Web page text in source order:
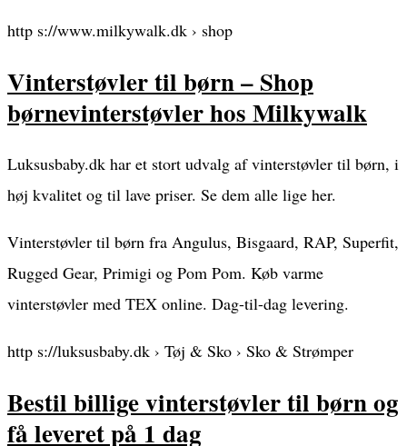
http s://www.milkywalk.dk › shop
Vinterstøvler til børn – Shop
børnevinterstøvler hos Milkywalk
Luksusbaby.dk har et stort udvalg af vinterstøvler til børn, i
høj kvalitet og til lave priser. Se dem alle lige her.
Vinterstøvler til børn fra Angulus, Bisgaard, RAP, Superfit,
Rugged Gear, Primigi og Pom Pom. Køb varme
vinterstøvler med TEX online. Dag-til-dag levering.
http s://luksusbaby.dk › Tøj & Sko › Sko & Strømper
Bestil billige vinterstøvler til børn og
få leveret på 1 dag